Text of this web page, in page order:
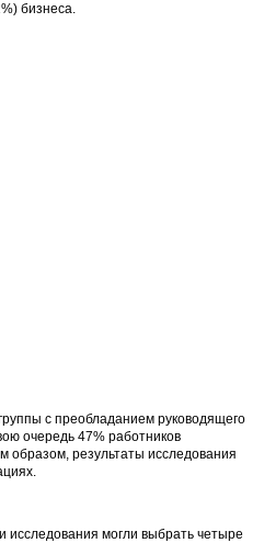
бизнеса.
с преобладанием руководящего
очередь 47% работников
образом, результаты исследования
исследования могли выбрать четыре